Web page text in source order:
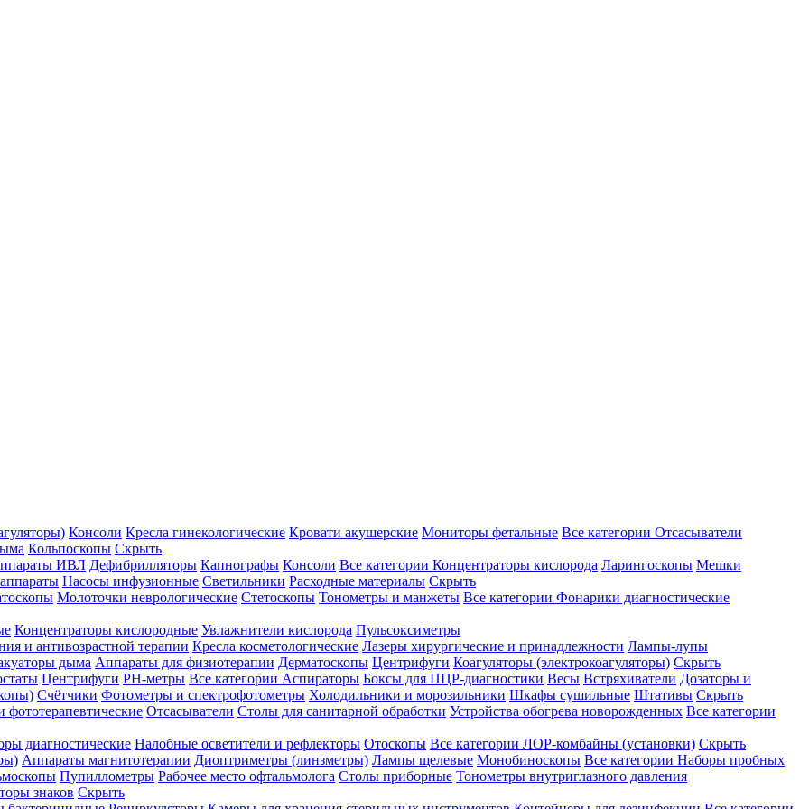
Консоли Кресла гинекологические Кровати акушерские Мониторы фетальные Все категории Отсасыватели
Кольпоскопы Скрыть
ИВЛ Дефибрилляторы Капнографы Консоли Все категории Концентраторы кислорода Ларингоскопы Мешки
Насосы инфузионные Светильники Расходные материалы Скрыть
Молоточки неврологические Стетоскопы Тонометры и манжеты Все категории Фонарики диагностические
Концентраторы кислородные Увлажнители кислорода Пульсоксиметры
и антивозрастной терапии Кресла косметологические Лазеры хирургические и принадлежности Лампы-лупы
дыма Аппараты для физиотерапии Дерматоскопы Центрифуги Коагуляторы (электрокоагуляторы) Скрыть
Центрифуги PH-метры Все категории Аспираторы Боксы для ПЦР-диагностики Весы Встряхиватели Дозаторы и
Счётчики Фотометры и спектрофотометры Холодильники и морозильники Шкафы сушильные Штативы Скрыть
фототерапевтические Отсасыватели Столы для санитарной обработки Устройства обогрева новорожденных Все категории
диагностические Налобные осветители и рефлекторы Отоскопы Все категории ЛОР-комбайны (установки) Скрыть
Аппараты магнитотерапии Диоптриметры (линзметры) Лампы щелевые Монобиноскопы Все категории Наборы пробных
Пупиллометры Рабочее место офтальмолога Столы приборные Тонометры внутриглазного давления
знаков Скрыть